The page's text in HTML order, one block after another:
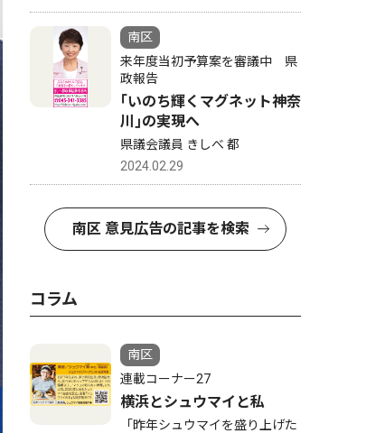
南区
来年度当初予算案を審議中 県
政報告
｢いのち輝くマグネット神奈
川｣の実現へ
県議会議員 きしべ 都
2024.02.29
南区 意見広告の記事を検索
コラム
南区
連載コーナー27
横浜とシュウマイと私
「昨年シュウマイを盛り上げた